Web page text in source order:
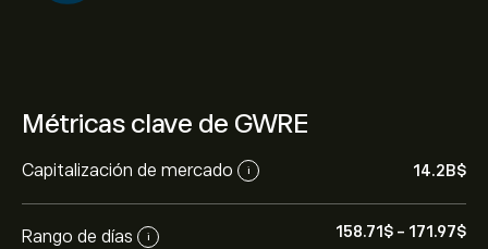
Métricas clave de GWRE
Capitalización de mercado i 14.2B‎$‎
Rango de días i 158.71‎$‎ - 171.97‎$‎